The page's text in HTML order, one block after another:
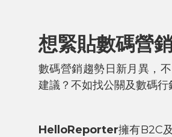
想緊貼數碼營
數碼營銷趨勢日新月異，
建議？不如找公關及數碼行
HelloReporter擁有B2C